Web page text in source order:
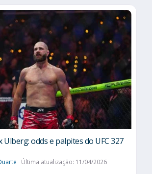
Ulberg: odds e palpites do UFC 327
Última atualização: 11/04/2026